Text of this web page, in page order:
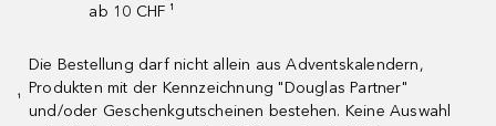
ab 10 CHF ¹
¹
Die Bestellung darf nicht allein aus Adventskalendern,
Produkten mit der Kennzeichnung "Douglas Partner"
und/oder Geschenkgutscheinen bestehen. Keine Auswahl